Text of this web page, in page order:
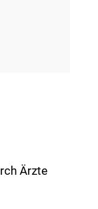
rch Ärzte